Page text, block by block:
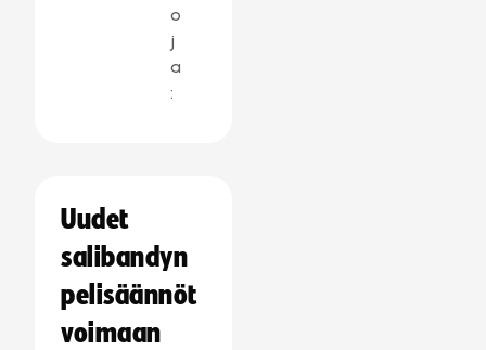
o
j
a
:
Uudet
salibandyn
pelisäännöt
voimaan